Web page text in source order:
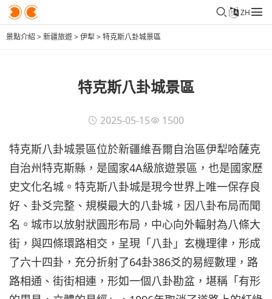
ZH
景點介紹 >新疆旅遊>伊犁>特克斯八卦城景區
特克斯八卦城景區
2025-05-15 1500
特克斯八卦城景區位於新疆維吾爾自治區伊犁哈薩克
自治州特克斯縣，是國家4A級旅遊景區，也是國家歷
史文化名城。特克斯八卦城是現今世界上唯一保存良
好、卦爻完整、規模最大的八卦城，因八卦布局而聞
名。城市以放射狀圓形布局，中心向外輻射為八條大
街，與四條環路相交，呈現「八卦」玄機理律，形成
了六十四卦，充分折射了64卦386爻的易經數理，路
路相通、街街相連，形如一個八卦勘盆，堪稱「有形